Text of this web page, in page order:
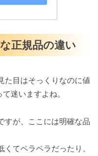
正規品の違い
た目はそっくりなのに値
迷いますよね。
すが、ここには明確な品
てペラペラだったり、